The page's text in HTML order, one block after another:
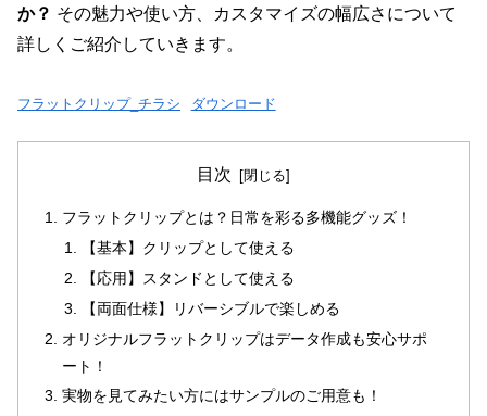
か？ その魅力や使い方、カスタマイズの幅広さについて
詳しくご紹介していきます。
フラットクリップ_チラシ ダウンロード
目次
フラットクリップとは？日常を彩る多機能グッズ！
【基本】クリップとして使える
【応用】スタンドとして使える
【両面仕様】リバーシブルで楽しめる
オリジナルフラットクリップはデータ作成も安心サポ
ート！
実物を見てみたい方にはサンプルのご用意も！